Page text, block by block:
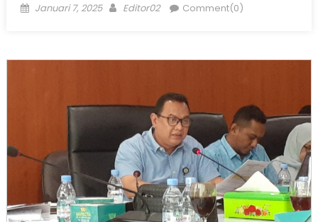
Posted
Januari 7, 2025 Author
Editor02 Comment(0)